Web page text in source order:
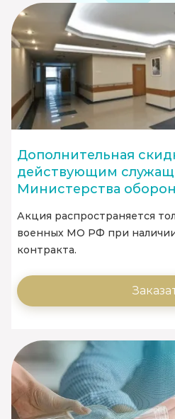
Дополнительная
действующим
Министерства
Акция распространяется
военных МО РФ при
контракта.